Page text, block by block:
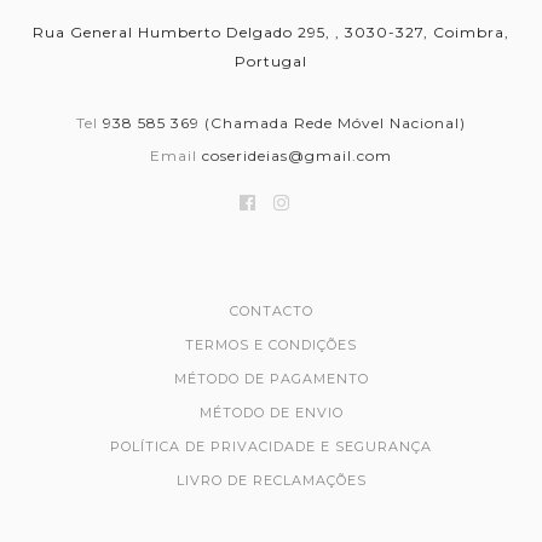
Rua General Humberto Delgado 295, , 3030-327, Coimbra,
Portugal
Tel 938 585 369 (Chamada Rede Móvel Nacional)
Email coserideias@gmail.com
CONTACTO
TERMOS E CONDIÇÕES
MÉTODO DE PAGAMENTO
MÉTODO DE ENVIO
POLÍTICA DE PRIVACIDADE E SEGURANÇA
LIVRO DE RECLAMAÇÕES